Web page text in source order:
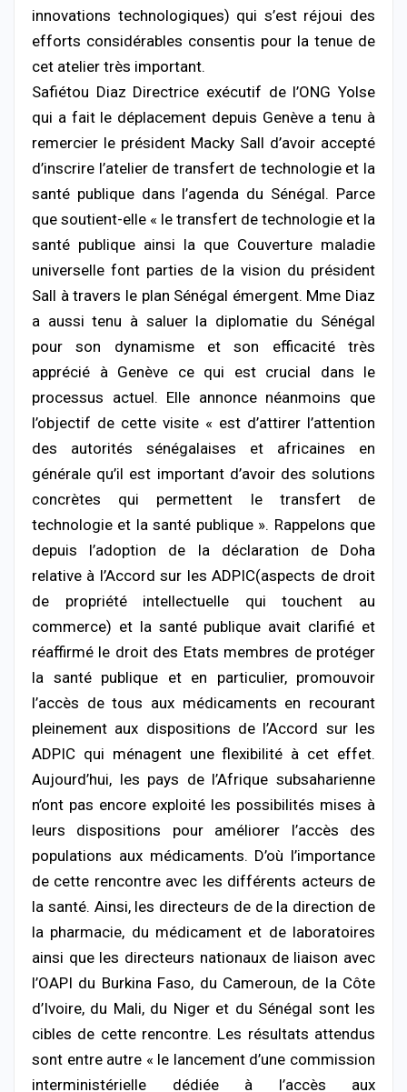
innovations technologiques) qui s’est réjoui des
efforts considérables consentis pour la tenue de
cet atelier très important.
Safiétou Diaz Directrice exécutif de l’ONG Yolse
qui a fait le déplacement depuis Genève a tenu à
remercier le président Macky Sall d’avoir accepté
d’inscrire l’atelier de transfert de technologie et la
santé publique dans l’agenda du Sénégal. Parce
que soutient-elle « le transfert de technologie et la
santé publique ainsi la que Couverture maladie
universelle font parties de la vision du président
Sall à travers le plan Sénégal émergent. Mme Diaz
a aussi tenu à saluer la diplomatie du Sénégal
pour son dynamisme et son efficacité très
apprécié à Genève ce qui est crucial dans le
processus actuel. Elle annonce néanmoins que
l’objectif de cette visite « est d’attirer l’attention
des autorités sénégalaises et africaines en
générale qu’il est important d’avoir des solutions
concrètes qui permettent le transfert de
technologie et la santé publique ». Rappelons que
depuis l’adoption de la déclaration de Doha
relative à l’Accord sur les ADPIC(aspects de droit
de propriété intellectuelle qui touchent au
commerce) et la santé publique avait clarifié et
réaffirmé le droit des Etats membres de protéger
la santé publique et en particulier, promouvoir
l’accès de tous aux médicaments en recourant
pleinement aux dispositions de l’Accord sur les
ADPIC qui ménagent une flexibilité à cet effet.
Aujourd’hui, les pays de l’Afrique subsaharienne
n’ont pas encore exploité les possibilités mises à
leurs dispositions pour améliorer l’accès des
populations aux médicaments. D’où l’importance
de cette rencontre avec les différents acteurs de
la santé. Ainsi, les directeurs de de la direction de
la pharmacie, du médicament et de laboratoires
ainsi que les directeurs nationaux de liaison avec
l’OAPI du Burkina Faso, du Cameroun, de la Côte
d’Ivoire, du Mali, du Niger et du Sénégal sont les
cibles de cette rencontre. Les résultats attendus
sont entre autre « le lancement d’une commission
interministérielle dédiée à l’accès aux